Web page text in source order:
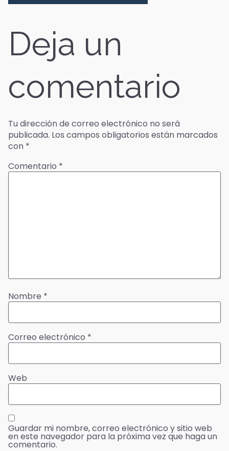
Deja un
comentario
Tu dirección de correo electrónico no será
publicada. Los campos obligatorios están marcados
con *
Comentario *
Nombre *
Correo electrónico *
Web
Guardar mi nombre, correo electrónico y sitio web
en este navegador para la próxima vez que haga un
comentario.